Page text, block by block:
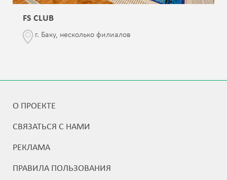
FS CLUB
г. Баку, несколько филиалов
О ПРОЕКТЕ
СВЯЗАТЬСЯ С НАМИ
РЕКЛАМА
ПРАВИЛА ПОЛЬЗОВАНИЯ